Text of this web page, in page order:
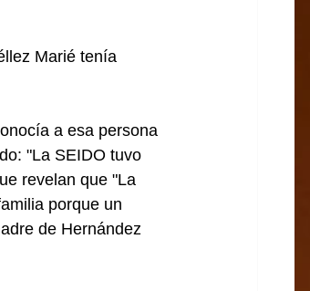
Marié tenía
a esa persona
"La SEIDO tuvo
revelan que "La
porque un
de Hernández